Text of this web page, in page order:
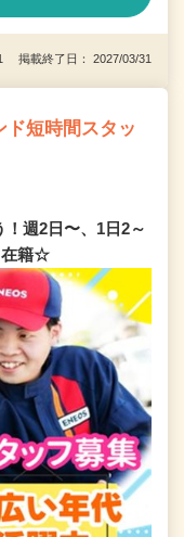
掲載終了日： 2027/03/31
ド短時間スタッ
週2日〜、1日2～
在籍☆